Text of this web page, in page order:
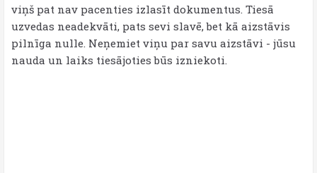
viņš pat nav pacenties izlasīt dokumentus. Tiesā
uzvedas neadekvāti, pats sevi slavē, bet kā aizstāvis
pilnīga nulle. Neņemiet viņu par savu aizstāvi - jūsu
nauda un laiks tiesājoties būs izniekoti.